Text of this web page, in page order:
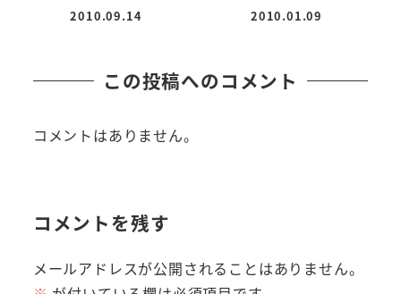
投稿日
2010.09.14
投稿日
2010.01.09
この投稿へのコメント
コメントはありません。
コメントを残す
メールアドレスが公開されることはありません。